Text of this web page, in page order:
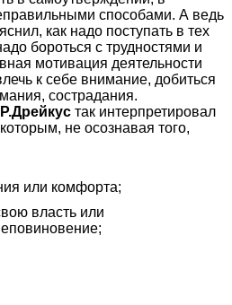
способами. А ведь
как надо поступать в тех
бороться с трудностями и
мотивация деятельности
к себе внимание, добиться
сострадания.
Р.Дрейкус так интерпретировал
не осознавая того,
или комфорта;
власть или